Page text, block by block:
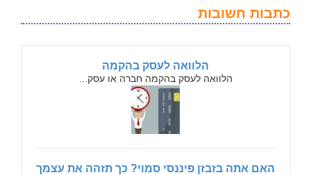
כתבות חשובות
הלוואה לעסק בהקמה
הלוואה לעסק בהקמה חברה או עסק...
האם אתה בזבזן פיננסי סמוי? כך תזהה את עצמך